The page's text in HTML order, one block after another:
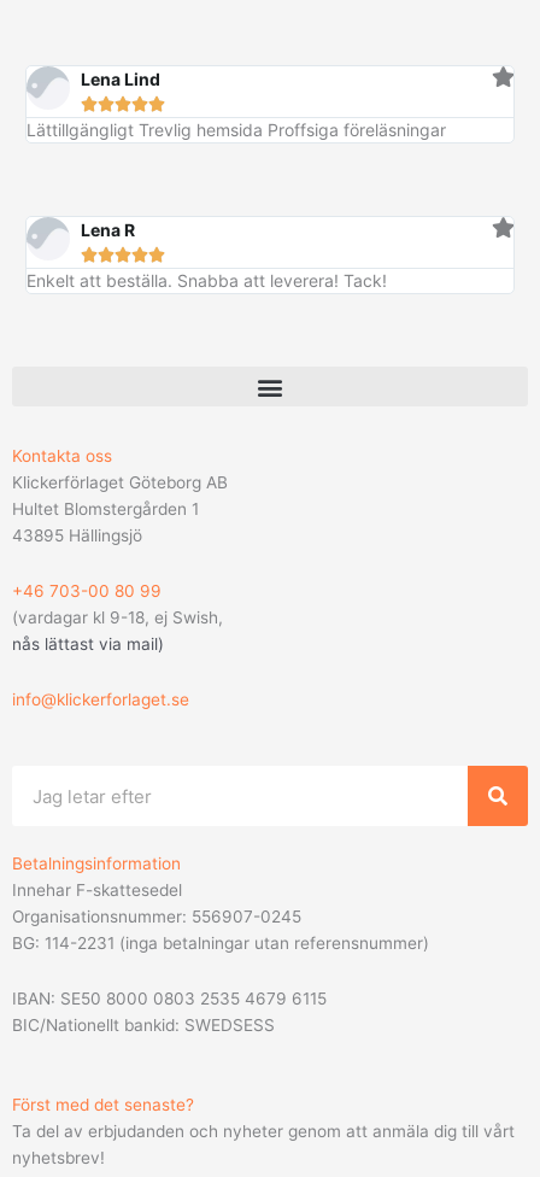
Lena Lind

Lättillgängligt Trevlig hemsida Proffsiga föreläsningar
Lena R

Enkelt att beställa. Snabba att leverera! Tack!
Kontakta oss
Klickerförlaget Göteborg AB
Hultet Blomstergården 1
43895 Hällingsjö
+46 703-00 80 99
(vardagar kl 9-18, ej Swish,
nås lättast via mail)
info@klickerforlaget.se
Betalningsinformation
Innehar F-skattesedel
Organisationsnummer: 556907-0245
BG: 114-2231 (inga betalningar utan referensnummer)
IBAN: SE50 8000 0803 2535 4679 6115
BIC/Nationellt bankid: SWEDSESS
Först med det senaste?
Ta del av erbjudanden och nyheter genom att anmäla dig till vårt
nyhetsbrev!